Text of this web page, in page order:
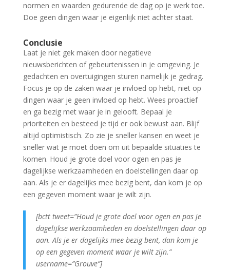
normen en waarden gedurende de dag op je werk toe.
Doe geen dingen waar je eigenlijk niet achter staat.
Conclusie
Laat je niet gek maken door negatieve
nieuwsberichten of gebeurtenissen in je omgeving. Je
gedachten en overtuigingen sturen namelijk je gedrag.
Focus je op de zaken waar je invloed op hebt, niet op
dingen waar je geen invloed op hebt. Wees proactief
en ga bezig met waar je in gelooft. Bepaal je
prioriteiten en besteed je tijd er ook bewust aan. Blijf
altijd optimistisch. Zo zie je sneller kansen en weet je
sneller wat je moet doen om uit bepaalde situaties te
komen. Houd je grote doel voor ogen en pas je
dagelijkse werkzaamheden en doelstellingen daar op
aan. Als je er dagelijks mee bezig bent, dan kom je op
een gegeven moment waar je wilt zijn.
[bctt tweet=”Houd je grote doel voor ogen en pas je
dagelijkse werkzaamheden en doelstellingen daar op
aan. Als je er dagelijks mee bezig bent, dan kom je
op een gegeven moment waar je wilt zijn.”
username=”Grouve”]